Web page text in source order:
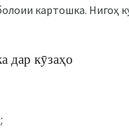
картошка. Нигоҳ
дар кӯзаҳо